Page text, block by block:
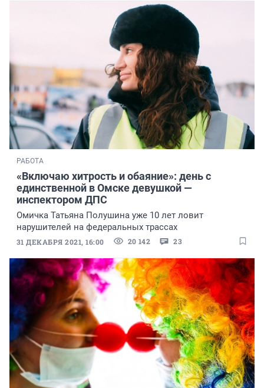
РАБОТА
«Включаю хитрость и обаяние»: день с
единственной в Омске девушкой —
инспектором ДПС
Омичка Татьяна Полушина уже 10 лет ловит
нарушителей на федеральных трассах
31 ДЕКАБРЯ 2021, 16:00 20 142 23